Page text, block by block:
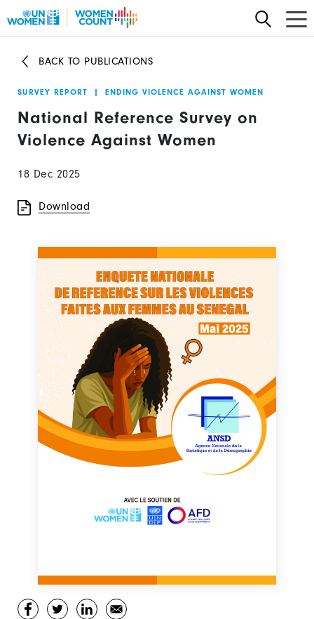
to
content
BACK TO PUBLICATIONS
SURVEY REPORT | ENDING VIOLENCE AGAINST WOMEN
National Reference Survey on
Violence Against Women
18 Dec 2025
Download